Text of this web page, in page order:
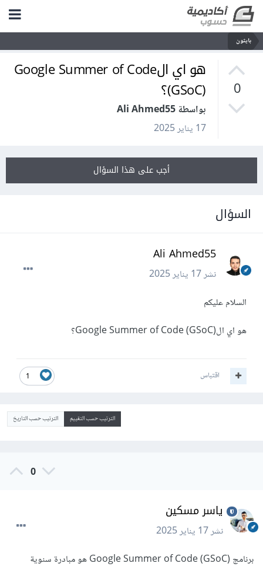
بايثون
0
هو اي الGoogle Summer of Code
(GSoC)؟
بواسطة Ali Ahmed55
17 يناير 2025
أجب على هذا السؤال
السؤال
Ali Ahmed55
نشر17 يناير 2025
السلام عليكم
هو اي الGoogle Summer of Code (GSoC)؟
1 اقتباس
الترتيب حسب التقييم الترتيب حسب التاريخ
0
ياسر مسكين
نشر17 يناير 2025
برنامج Google Summer of Code (GSoC) هو مبادرة سنوية